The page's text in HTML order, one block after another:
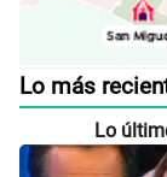
Lo más
Lo